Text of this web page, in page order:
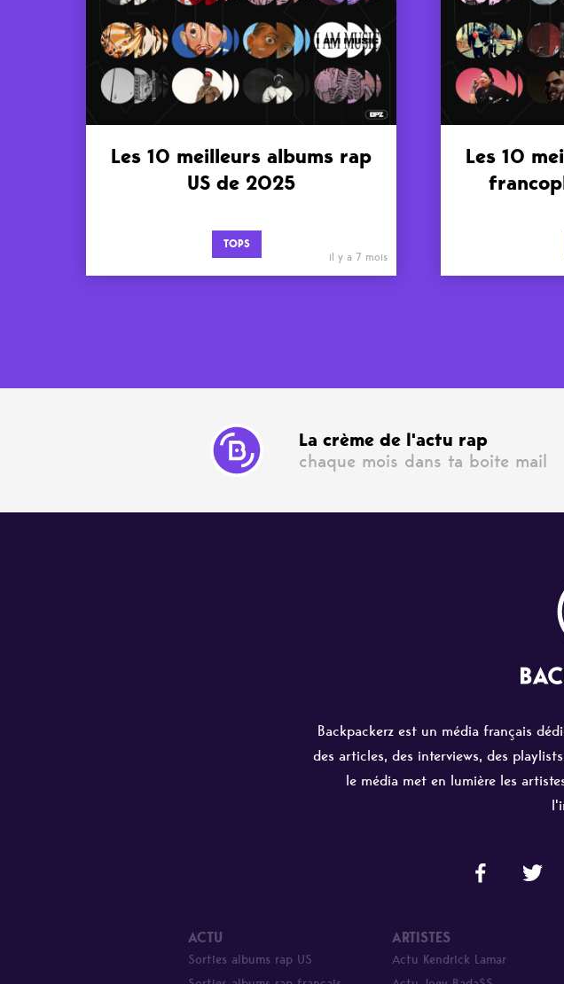
Les 10 meilleurs albums rap
US de 2025
TOPS
il y a 7 mois
Les 10
La crème de l'actu rap
chaque mois dans ta boite mail
Backpackerz est un média français
des articles, des interviews, des
le média met en lumière les
ACTU
Sorties albums rap US
ARTISTES
Actu Kendrick Lamar